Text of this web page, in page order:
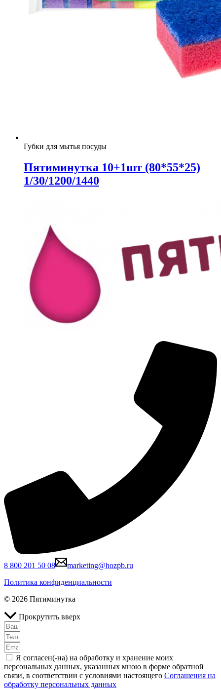
Губки для мытья посуды
Пятиминутка 10+1шт (80*55*25)
1/30/1200/1440
8 800 201 50 08
marketing@hozpb.ru
Политика конфиденциальности
© 2026 Пятиминутка
Прокрутить вверх
Я согласен(-на) на обработку и хранение моих
персональных данных, указанных мною в форме обратной
связи, в соответствии с условиями настоящего Cоглашения на
обработку персональных данных